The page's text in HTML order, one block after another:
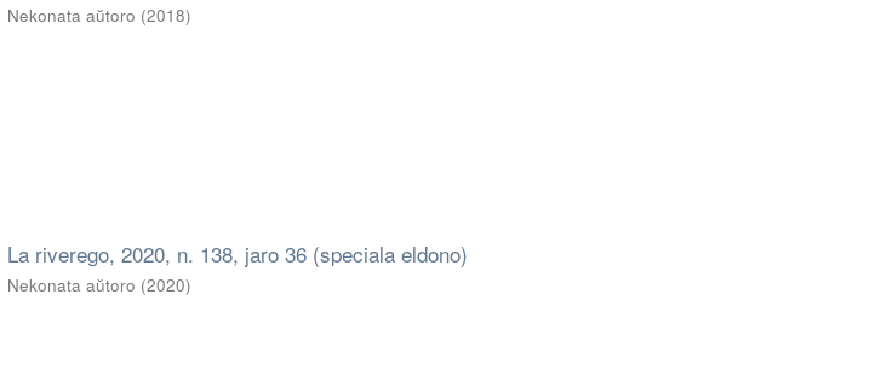
Nekonata aŭtoro (2018)
La riverego, 2020, n. 138, jaro 36 (speciala eldono)
Nekonata aŭtoro (2020)